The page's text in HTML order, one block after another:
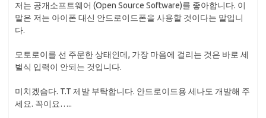
저는 공개소프트웨어 (Open Source Software)를 좋아합니다. 이
말은 저는 아이폰 대신 안드로이드폰을 사용할 것이다는 말입니
다.
모토로이를 선 주문한 상태인데, 가장 마음에 걸리는 것은 바로 세
벌식 입력이 안되는 것입니다.
미치겠슴다. T.T 제발 부탁합니다. 안드로이드용 세나도 개발해 주
세요. 꼭이요…..